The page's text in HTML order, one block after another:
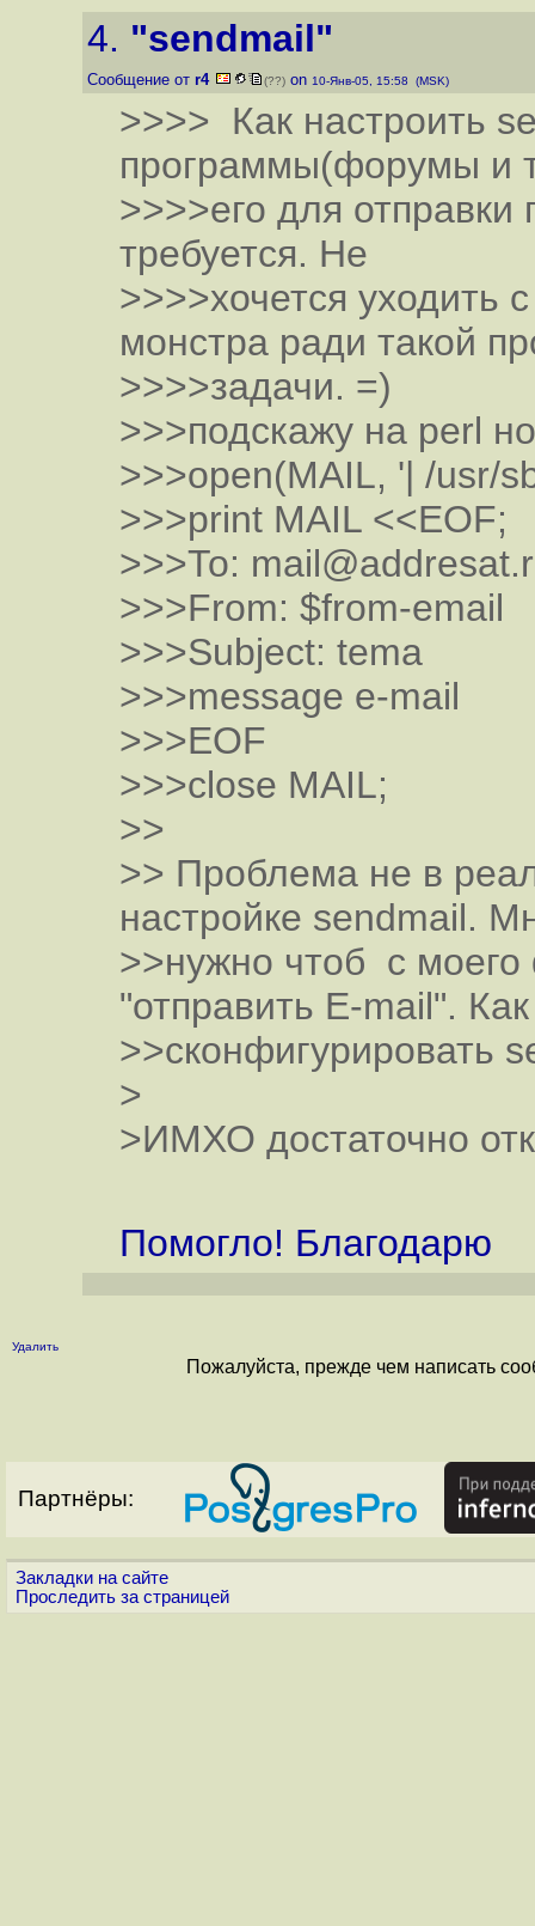
4. "sendmail"
Сообщение от r4 (??) on 10-Янв-05, 15:58 (MSK)
>>>> Как настроить
программы(форумы и
>>>>его для
требуется. Не
>>>>хочется уходить
монстра ради такой
>>>>задачи. =)
>>>подскажу на perl
>>>open(MAIL, '| /usr/
>>>print MAIL <<EOF;
>>>To:
>>>From: $from-email
>>>Subject: tema
>>>message e-mail
>>>EOF
>>>close MAIL;
>>
>> Проблема не в
настройке sendmail.
>>нужно чтоб с
"отправить E-mail". Как
>>сконфигурировать
>
>ИМХО достаточно
Помогло! Благодарю
Удалить
Пожалуйста, прежде чем написать
Партнёры:
Закладки на сайте
Проследить за страницей